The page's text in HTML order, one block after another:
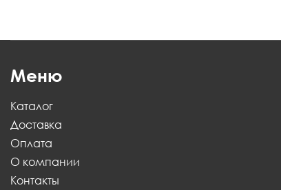
Меню
Каталог
Доставка
Оплата
О компании
Контакты